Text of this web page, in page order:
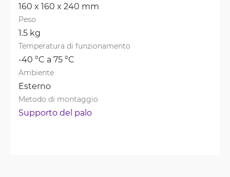
160 x 160 x 240 mm
Peso
1.5 kg
Temperatura di funzionamento
-40 °C a 75 °C
Ambiente
Esterno
Metodo di montaggio
Supporto del palo